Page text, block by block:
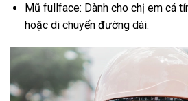
Mũ fullface: Dành cho chị em cá
hoặc di chuyển đường dài.